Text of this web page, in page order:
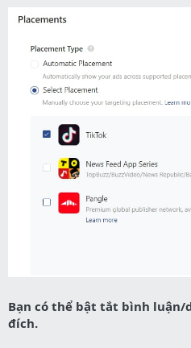
Bạn có thể bật tắt bình
đích.